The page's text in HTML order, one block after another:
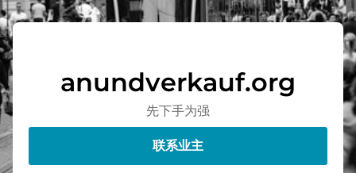
anundverkauf.org
先下手为强
联系业主